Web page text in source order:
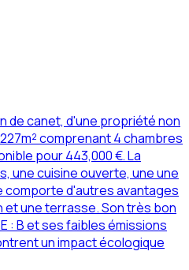
de canet, d'une propriété non
comprenant 4 chambres
pour 443,000 €. La
une cuisine ouverte, une une
comporte d'autres avantages
et une terrasse. Son très bon
: B et ses faibles émissions
un impact écologique